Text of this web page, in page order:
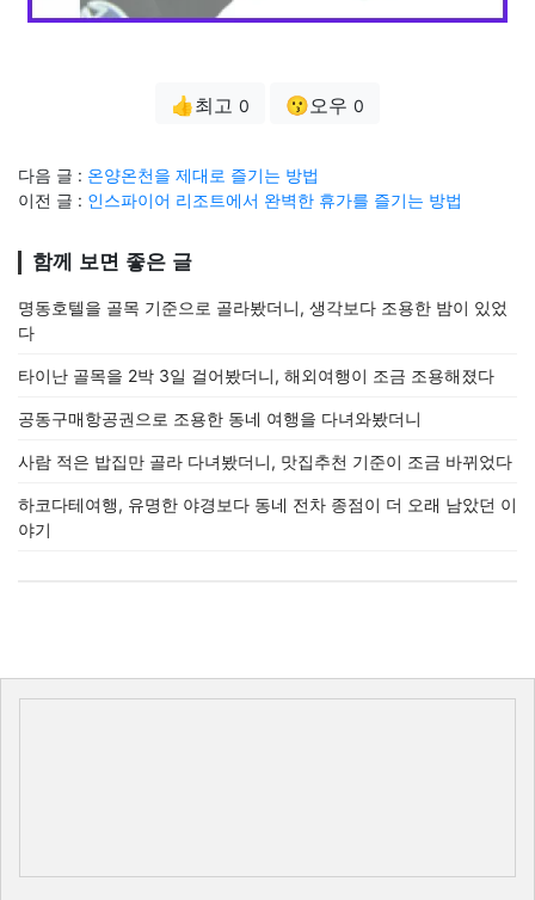
👍최고 0 😗오우 0
다음 글 : 온양온천을 제대로 즐기는 방법
이전 글 : 인스파이어 리조트에서 완벽한 휴가를 즐기는 방법
함께 보면 좋은 글
명동호텔을 골목 기준으로 골라봤더니, 생각보다 조용한 밤이 있었
다
타이난 골목을 2박 3일 걸어봤더니, 해외여행이 조금 조용해졌다
공동구매항공권으로 조용한 동네 여행을 다녀와봤더니
사람 적은 밥집만 골라 다녀봤더니, 맛집추천 기준이 조금 바뀌었다
하코다테여행, 유명한 야경보다 동네 전차 종점이 더 오래 남았던 이
야기